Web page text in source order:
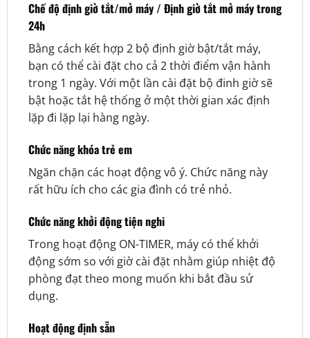
Chế độ định giờ tắt/mở máy / Định giờ tắt mở máy trong
24h
Bằng cách kết hợp 2 bộ định giờ bật/tắt máy,
bạn có thể cài đặt cho cả 2 thời điểm vận hành
trong 1 ngày. Với một lần cài đặt bộ đinh giờ sẽ
bật hoặc tắt hệ thống ở một thời gian xác định
lặp đi lặp lại hàng ngày.
Chức năng khóa trẻ em
Ngăn chặn các hoạt động vô ý. Chức năng này
rất hữu ích cho các gia đình có trẻ nhỏ.
Chức năng khởi động tiện nghi
Trong hoạt động ON-TIMER, máy có thể khởi
động sớm so với giờ cài đặt nhằm giúp nhiệt độ
phòng đạt theo mong muốn khi bắt đầu sử
dụng.
Hoạt động định sẵn